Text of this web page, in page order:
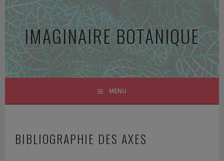
contenu
principalIMAGINAIRE BOTANIQUE
MENU
BIBLIOGRAPHIE DES AXES